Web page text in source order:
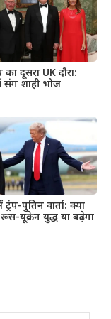
का दूसरा UK दौरा:
संग शाही भोज
पुतिन वार्ता: क्या
यूक्रेन युद्ध या बढ़ेगा